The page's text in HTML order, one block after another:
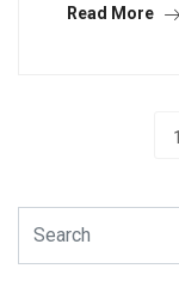
Read More
1